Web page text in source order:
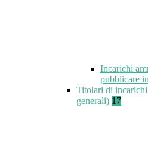
Incarichi
pubblicare
Titolari di
generali) 17